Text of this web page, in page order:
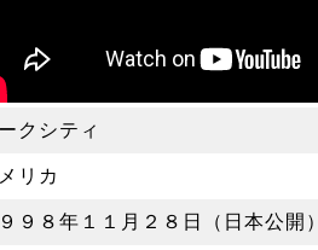
クシティ
リカ
９８年１１月２８日（日本公開）